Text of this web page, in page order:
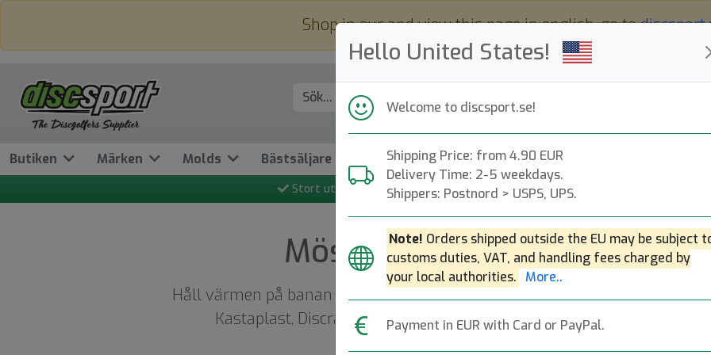
Hello United States!
Welcome to discsport.se!
Shipping Price: from 4.90 EUR
Delivery Time: 2-5 weekdays.
Shippers: Postnord > USPS, UPS.
Note! Orders shipped outside the EU may be subject
customs duties, VAT, and handling fees charged by
your local authorities. More..
Payment in EUR with Card or PayPal.
Shop in eur and view this page in english, go to
Butiken Märken Molds Bästsäljare Nyheter Påfyllt Kampanjer
Stort utbud Snabba leveranser Fri frakt över 149 EUR
Mössor & Beanies för
Håll värmen på banan med stil! Här hittar du discgolfmössor och beanies
Kastaplast, Discraft, MVP, Latitude 64 och flera andra. Perfekta för